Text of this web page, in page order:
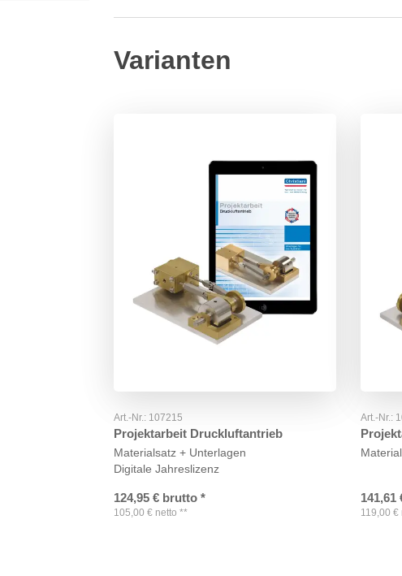
Varianten
Art.-Nr.: 107215
Projektarbeit Druckluftantrieb
Materialsatz + Unterlagen
Digitale Jahreslizenz
124,95 € brutto *
105,00 € netto **
Art.-Nr.:
141,61
119,00 €